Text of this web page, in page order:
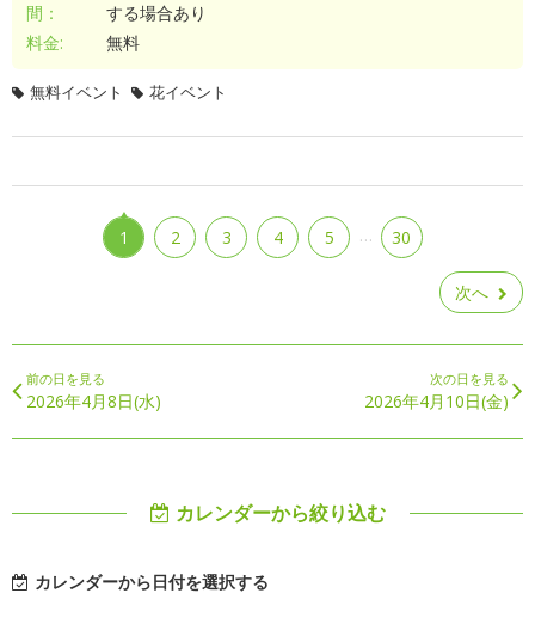
間：
する場合あり
料金:
無料
無料イベント 花イベント
1 2 3 4 5 … 30
次へ
前の日を見る
2026年4月8日(水)
次の日を見る
2026年4月10日(金)
カレンダーから絞り込む
カレンダーから日付を選択する